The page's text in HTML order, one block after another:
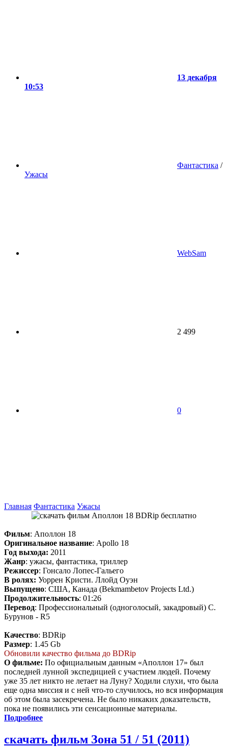
13 декабря
10:53
Фантастика /
Ужасы
WebSam
2 499
0
Главная Фантастика Ужасы
Фильм: Аполлон 18
Оригинальное название: Apollo 18
Год выхода: 2011
Жанр: ужасы, фантастика, триллер
Режиссер: Гонсало Лопес-Гальего
В ролях: Уоррен Кристи. Ллойд Оуэн
Выпущено: США, Канада (Bekmambetov Projects Ltd.)
Продолжительность: 01:26
Перевод: Профессиональный (одноголосый, закадровый) С.
Бурунов - R5
Качество: BDRip
Размер: 1.45 Gb
Обновили качество фильма до BDRip
О фильме: По официальным данным «Аполлон 17» был
последней лунной экспедицией с участием людей. Почему
уже 35 лет никто не летает на Луну? Ходили слухи, что была
еще одна миссия и с ней что-то случилось, но вся информация
об этом была засекречена. Не было никаких доказательств,
пока не появились эти сенсационные материалы.
Подробнее
скачать фильм Зона 51 / 51 (2011)